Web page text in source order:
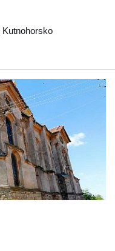
Kutnohorsko